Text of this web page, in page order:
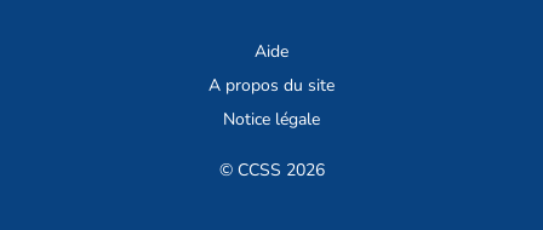
Aide
A propos du site
Notice légale
© CCSS 2026